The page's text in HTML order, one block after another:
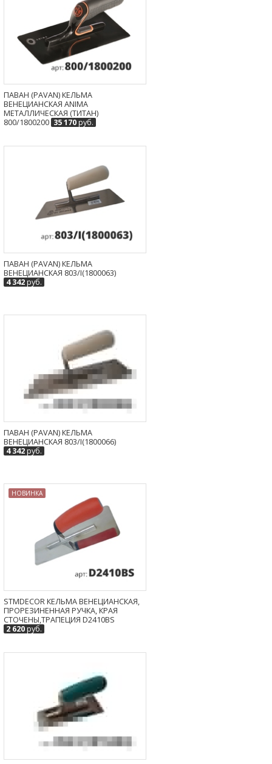
ПАВАН (PAVAN) КЕЛЬМА
ВЕНЕЦИАНСКАЯ ANIMA
МЕТАЛЛИЧЕСКАЯ (ТИТАН)
800/1800200 35 170руб.
ПАВАН (PAVAN) КЕЛЬМА
ВЕНЕЦИАНСКАЯ 803/I(1800063)
4 342руб.
ПАВАН (PAVAN) КЕЛЬМА
ВЕНЕЦИАНСКАЯ 803/I(1800066)
4 342руб.
НОВИНКА
STMDECOR КЕЛЬМА ВЕНЕЦИАНСКАЯ,
ПРОРЕЗИНЕННАЯ РУЧКА, КРАЯ
СТОЧЕНЫ,ТРАПЕЦИЯ D2410BS
2 620руб.